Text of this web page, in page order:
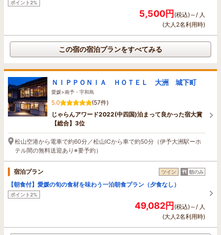
ポイント2%
5,500円(税込)～/ 人
(大人2名利用時)
この宿の宿泊プランをすべてみる
ＮＩＰＰＯＮＩＡ ＨＯＴＥＬ 大洲 城下町
愛媛>南予・宇和島
5.0
(57件)
じゃらんアワード2022(中四国)泊まって良かった宿大賞
【総合】3位
松山空港から電車で約60分／松山ICから車で約50分（伊予大洲駅ーホ
テル間の無料送迎あり※要予約）
宿泊プラン ツイン 朝のみ
【朝食付】愛媛の旬の食材を味わう一泊朝食プラン（夕食なし）
ポイント2%
49,082円(税込)～/ 人
(大人2名利用時)